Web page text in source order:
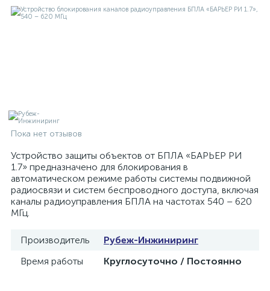
Пока нет отзывов
Устройство защиты объектов от БПЛА «БАРЬЕР РИ
1.7» предназначено для блокирования в
автоматическом режиме работы системы подвижной
радиосвязи и систем беспроводного доступа, включая
каналы радиоуправления БПЛА на частотах 540 – 620
МГц.
Производитель
Рубеж-Инжиниринг
Время работы
Круглосуточно / Постоянно